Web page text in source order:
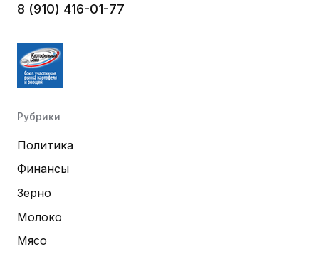
8 (910) 416-01-77
Рубрики
Политика
Финансы
Зерно
Молоко
Мясо